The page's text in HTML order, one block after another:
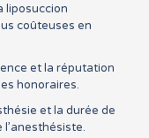
liposuccion
coûteuses en
et la réputation
honoraires.
et la durée de